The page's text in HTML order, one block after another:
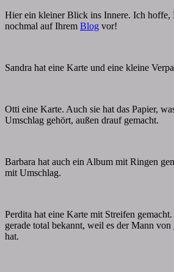
Hier ein kleiner Blick ins Innere. Ich hoffe,
nochmal auf Ihrem Blog vor!
Sandra hat eine Karte und eine kleine
Otti eine Karte. Auch sie hat das Papier,
Umschlag gehört, außen drauf gemacht.
Barbara hat auch ein Album mit Ringen
mit Umschlag.
Perdita hat eine Karte mit Streifen
gerade total bekannt, weil es der Mann von
hat.